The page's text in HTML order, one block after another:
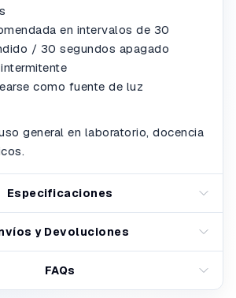
en intervalos de 30
/ 30 segundos apagado
como fuente de luz
general en laboratorio, docencia
Especificaciones
y Devoluciones
FAQs